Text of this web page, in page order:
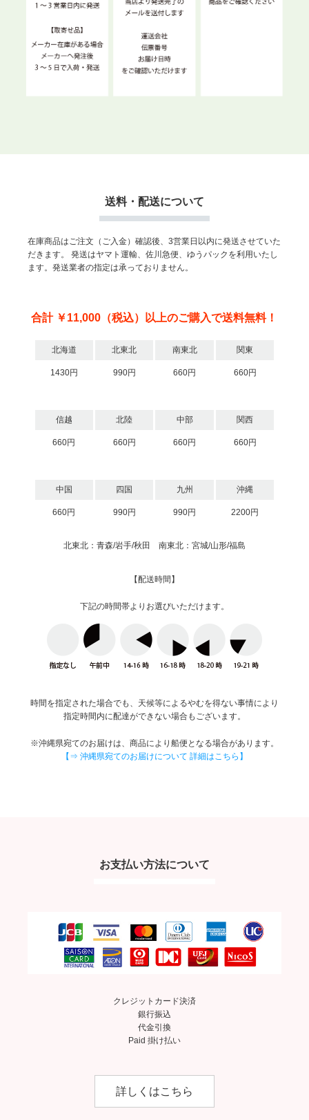
送料・配送について
在庫商品はご注文（ご入金）確認後、3営業日以内に発送させていた
だきます。
発送はヤマト運輸、佐川急便、ゆうパックを利用いたし
ます。発送業者の指定は承っておりません。
合計 ￥11,000（税込）以上のご購入で送料無料！
北海道 北東北 南東北 関東
1430円 990円 660円 660円
信越 北陸 中部 関西
660円 660円 660円 660円
中国 四国 九州 沖縄
660円 990円 990円 2200円
北東北：青森/岩手/秋田 南東北：宮城/山形/福島
【配送時間】
下記の時間帯よりお選びいただけます。
時間を指定された場合でも、天候等によるやむを得ない事情により
指定時間内に配達ができない場合もございます。
※沖縄県宛てのお届けは、商品により船便となる場合があります。
【⇒ 沖縄県宛てのお届けについて 詳細はこちら】
お支払い方法について
クレジットカード決済
銀行振込
代金引換
Paid 掛け払い
詳しくはこちら